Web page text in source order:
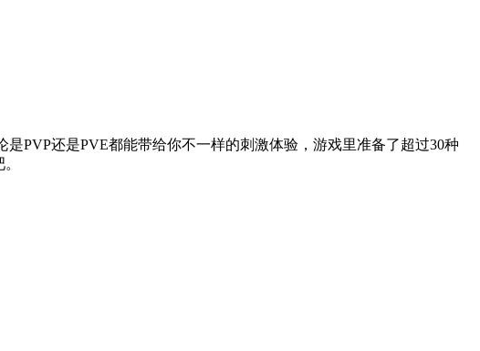
PVP还是PVE都能带给你不一样的刺激体验，游戏里准备了超过30种